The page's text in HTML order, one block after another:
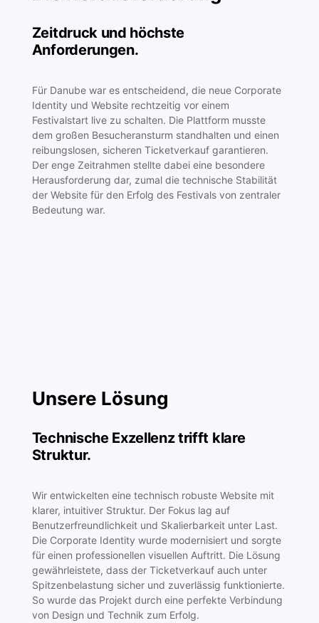
Zeitdruck und höchste
Anforderungen.
Für Danube war es entscheidend, die neue Corporate
Identity und Website rechtzeitig vor einem
Festivalstart live zu schalten. Die Plattform musste
dem großen Besucheransturm standhalten und einen
reibungslosen, sicheren Ticketverkauf garantieren.
Der enge Zeitrahmen stellte dabei eine besondere
Herausforderung dar, zumal die technische Stabilität
der Website für den Erfolg des Festivals von zentraler
Bedeutung war.
Unsere Lösung
Technische Exzellenz trifft klare
Struktur.
Wir entwickelten eine technisch robuste Website mit
klarer, intuitiver Struktur. Der Fokus lag auf
Benutzerfreundlichkeit und Skalierbarkeit unter Last.
Die Corporate Identity wurde modernisiert und sorgte
für einen professionellen visuellen Auftritt. Die Lösung
gewährleistete, dass der Ticketverkauf auch unter
Spitzenbelastung sicher und zuverlässig funktionierte.
So wurde das Projekt durch eine perfekte Verbindung
von Design und Technik zum Erfolg.